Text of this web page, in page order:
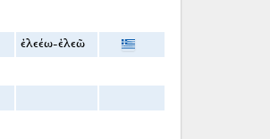
ἐλεέω-ἐλεῶ